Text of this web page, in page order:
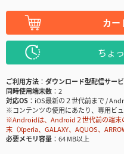
カー
ちょ
ご利用方法
ダウンロード型配信サービ
同時使用端末数
2
対応OS
iOS最新の２世代前まで /
※コンテンツの使用にあたり、専用ビ
※Androidは、Android２世代前の端末
末（Xperia、GALAXY、AQUOS、
必要メモリ容量
64 MB以上